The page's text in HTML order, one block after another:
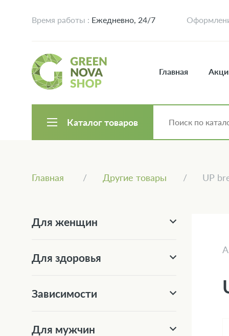
Время работы : Ежедневно, 24/7
Главная
Каталог товаров
Главная Другие товары UP
Для женщин
Для здоровья
Зависимости
Для мужчин